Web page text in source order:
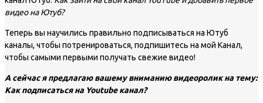
видео на Ютуб?
Теперь вы научились правильно подписываться на Ютуб
каналы, чтобы потренироваться, подпишитесь на мой Канал,
чтобы самыми первыми получать свежие видео!
А сейчас я предлагаю вашему вниманию видеоролик на тему:
Как подписаться на Youtube канал?